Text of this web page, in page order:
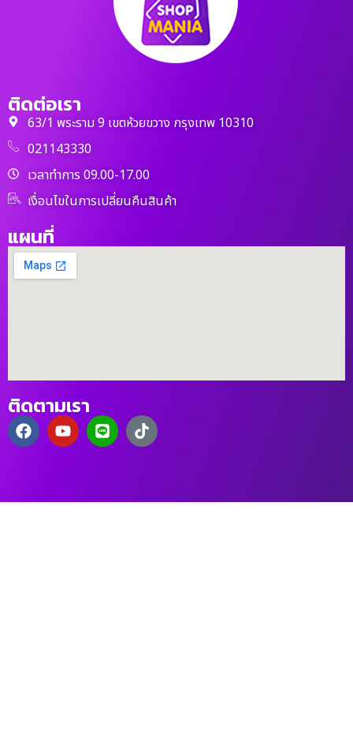
ติดต่อเรา
63/1 พระราม 9 เขตห้วยขวาง กรุงเทพ 10310
021143330
เวลาทำการ 09.00-17.00
เงื่อนไขในการเปลี่ยนคืนสินค้า
แผนที่
ติดตามเรา